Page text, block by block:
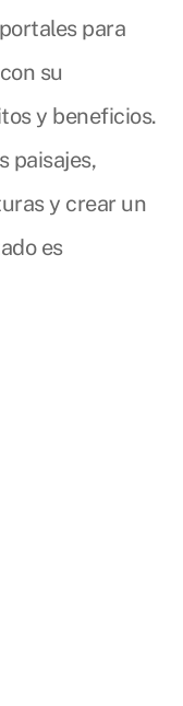
para
su
y beneficios.
paisajes,
y crear un
es